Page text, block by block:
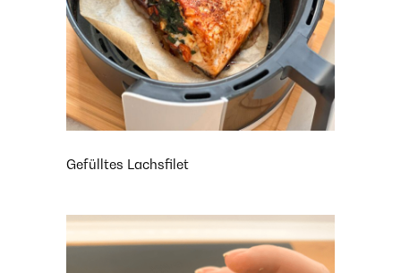
Gefülltes Lachsfilet